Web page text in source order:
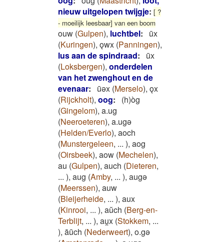
nieuw uitgelopen twijgje: [ ?
- moeilijk leesbaar] van een boom
ouw (Gulpen), luchtbel:
ūx
(Kuringen), ǫwx (Panningen),
lus aan de spindraad:
ūx
(Loksbergen), onderdelen
van het zwenghout en de
evenaar: ūǝx (Merselo), ǫx
(Rijckholt), oog:
(h)òg
(Gingelom), a.ug
(Neeroeteren), a.ugə
(Helden/Everlo), aoch
(Munstergeleen, ... ), aog
(Oirsbeek), aow (Mechelen),
au (Gulpen), auch (Dieteren,
... ), aug (Amby, ... ), augə
(Meerssen), auw
(Bleijerheide, ... ), aux
(Kinrooi, ... ), aŭch (Berg-en-
Terblijt, ... ), au̯x (Stokkem, ...
), āūch (Nederweert), o.gə